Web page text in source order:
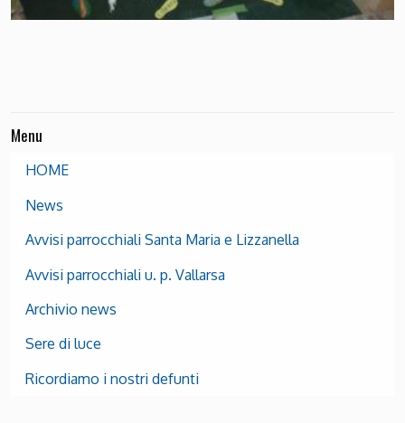
Menu
HOME
News
Avvisi parrocchiali Santa Maria e Lizzanella
Avvisi parrocchiali u. p. Vallarsa
Archivio news
Sere di luce
Ricordiamo i nostri defunti